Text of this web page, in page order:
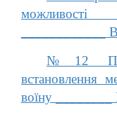
можливості
____________
№12
встановлення
воїну